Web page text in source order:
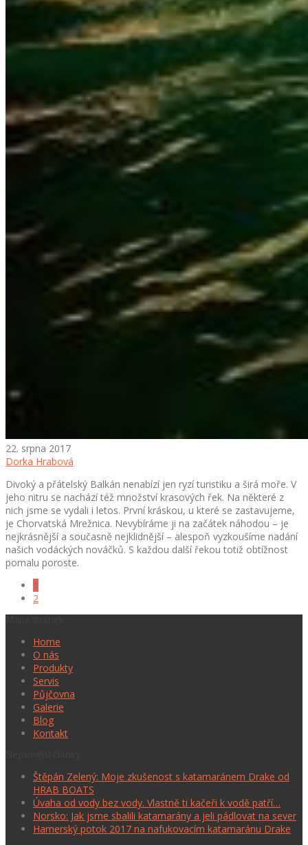
22. srpna 2017
Dorka Hrabová
Divoký a přátelský Balkán nenabízí jen ryzí turistiku a širá moře. V
jeho nitru se nachází též množství krasových řek. Na některé z
nich jsme se vydali i letos. První kráskou, u které se zastavujeme,
je Chorvatská Mrežnica. Nevybíráme ji na začátek náhodou – je
nejkrásnější a současně nejklidnější – alespoň vyzkoušíme nadání
našich vodáckých nováčků. S každou další řekou totiž obtížnost
pomalu poroste.
1
2
Home
O nás
Produkty
Servis
Půjčovna
Galerie
Blog
Kontakt
Štěpán Zelený: Moje zkušenost s katamaránem Drake od
HRAB BOATS
Úvaha od vody bez vody. Vlastně ti kačeři k vodě patří…
Norsko: Jak jsme sbalili katamarány a jeli pádlovat na sever
Hamerský potok 2017 na nafukovacím katamaránu Drake